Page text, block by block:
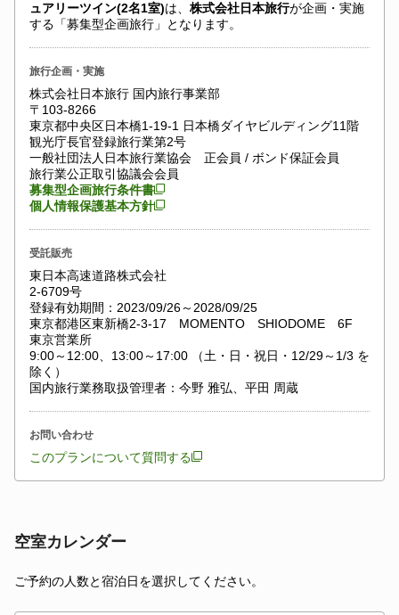
ュアリーツイン(2名1室)は、 株式会社日本旅行が企画・実施
する「募集型企画旅行」となります。
旅行企画・実施
株式会社日本旅行 国内旅行事業部
〒103-8266
東京都中央区日本橋1-19-1 日本橋ダイヤビルディング11階
観光庁長官登録旅行業第2号
一般社団法人日本旅行業協会 正会員 / ボンド保証会員
旅行業公正取引協議会会員
募集型企画旅行条件書
個人情報保護基本方針
受託販売
東日本高速道路株式会社
2-6709号
登録有効期間：2023/09/26～2028/09/25
東京都港区東新橋2-3-17 MOMENTO SHIODOME 6F
東京営業所
9:00～12:00、13:00～17:00 （土・日・祝日・12/29～1/3 を
除く）
国内旅行業務取扱管理者：今野 雅弘、平田 周蔵
お問い合わせ
このプランについて質問する
空室カレンダー
ご予約の人数と宿泊日を選択してください。